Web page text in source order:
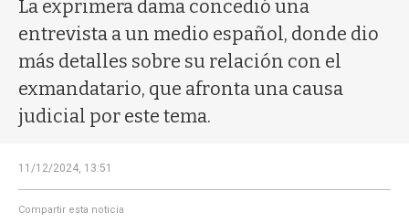
La exprimera dama concedió una
entrevista a un medio español, donde dio
más detalles sobre su relación con el
exmandatario, que afronta una causa
judicial por este tema.
11/12/2024, 13:51
Compartir esta noticia